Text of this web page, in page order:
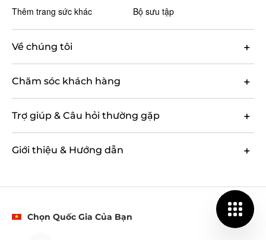
Thêm trang sức khác
Bộ sưu tập
Về chúng tôi
Chăm sóc khách hàng
Trợ giúp & Câu hỏi thường gặp
Giới thiệu & Hướng dẫn
Chọn Quốc Gia Của Bạn